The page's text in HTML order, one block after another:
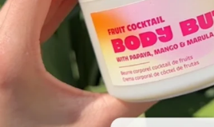
PrimaPrix Centre Deux
7 Rue des Docteurs Charcot
Fermé maintenant
Aller à la boutique
Plus de